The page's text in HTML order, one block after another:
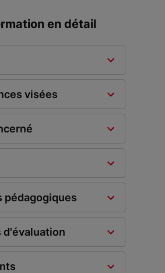
en détail
visées
pédagogiques
d'évaluation